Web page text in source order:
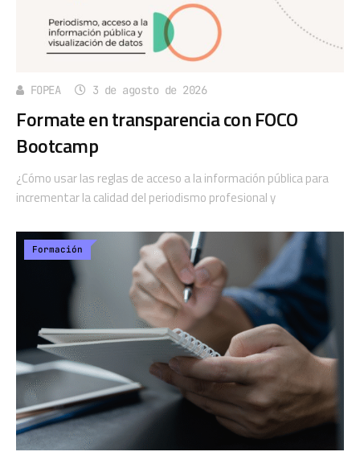
FOPEA 3 de agosto de 2026
Formate en transparencia con FOCO
Bootcamp
¿Cómo usar las reglas de acceso a la información pública para
incrementar la calidad del periodismo profesional y
Formación